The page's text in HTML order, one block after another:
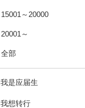
15001～20000
20001～
全部
我是应届生
我想转行